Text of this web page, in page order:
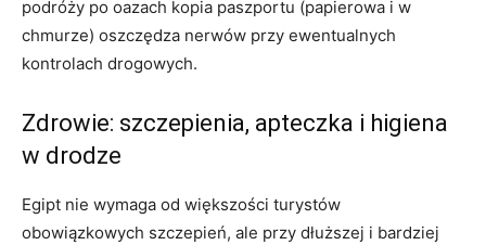
podróży po oazach kopia paszportu (papierowa i w
chmurze) oszczędza nerwów przy ewentualnych
kontrolach drogowych.
Zdrowie: szczepienia, apteczka i higiena
w drodze
Egipt nie wymaga od większości turystów
obowiązkowych szczepień, ale przy dłuższej i bardziej